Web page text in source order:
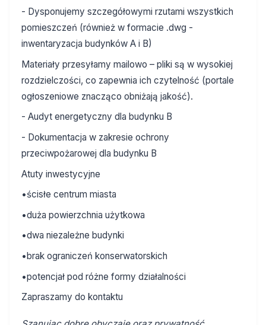
- Dysponujemy szczegółowymi rzutami wszystkich
pomieszczeń (również w formacie .dwg -
inwentaryzacja budynków A i B)
Materiały przesyłamy mailowo – pliki są w wysokiej
rozdzielczości, co zapewnia ich czytelność (portale
ogłoszeniowe znacząco obniżają jakość).
- Audyt energetyczny dla budynku B
- Dokumentacja w zakresie ochrony
przeciwpożarowej dla budynku B
Atuty inwestycyjne
•ścisłe centrum miasta
•duża powierzchnia użytkowa
•dwa niezależne budynki
•brak ograniczeń konserwatorskich
•potencjał pod różne formy działalności
Zapraszamy do kontaktu